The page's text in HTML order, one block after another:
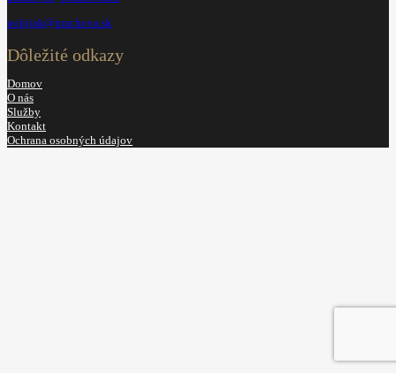
pobijak@prachova.sk
Dôležité odkazy
Domov
O nás
Služby
Kontakt
Ochrana osobných údajov